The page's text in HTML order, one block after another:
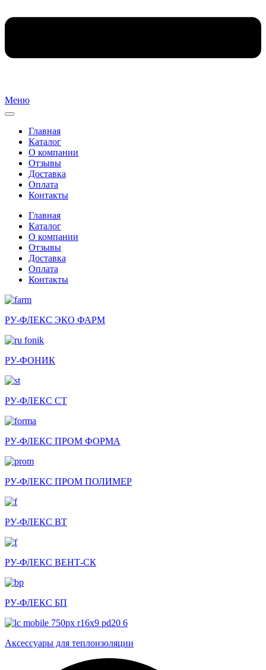
Меню
Главная
Каталог
О компании
Отзывы
Доставка
Оплата
Контакты
Главная
Каталог
О компании
Отзывы
Доставка
Оплата
Контакты
РУ-ФЛЕКС ЭКО ФАРМ
РУ-ФОНИК
РУ-ФЛЕКС СТ
РУ-ФЛЕКС ПРОМ ФОРМА
РУ-ФЛЕКС ПРОМ ПОЛИМЕР
РУ-ФЛЕКС ВТ
РУ-ФЛЕКС ВЕНТ-СК
РУ-ФЛЕКС БП
Аксессуары для теплоизоляции